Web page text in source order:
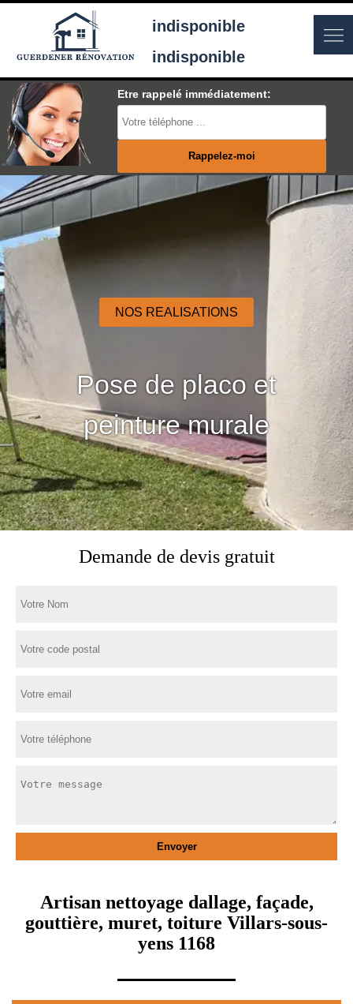
indisponible
indisponible
Etre rappelé immédiatement:
NOS REALISATIONS
Pose de placo et
peinture murale
Demande de devis gratuit
Artisan nettoyage dallage, façade,
gouttière, muret, toiture Villars-sous-
yens 1168